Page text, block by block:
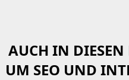
AUCH IN DIESEN
UM SEO UND